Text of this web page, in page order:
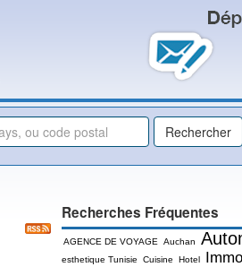
Recherches Fréquentes
AGENCE DE VOYAGE Auchan
esthetique Tunisie
Cuisine Hotel